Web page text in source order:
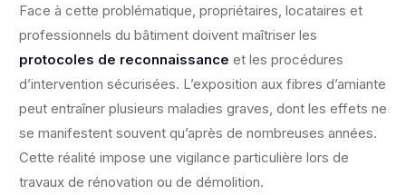
Face à cette problématique, propriétaires, locataires et
professionnels du bâtiment doivent maîtriser les
protocoles de reconnaissance et les procédures
d’intervention sécurisées. L’exposition aux fibres d’amiante
peut entraîner plusieurs maladies graves, dont les effets ne
se manifestent souvent qu’après de nombreuses années.
Cette réalité impose une vigilance particulière lors de
travaux de rénovation ou de démolition.